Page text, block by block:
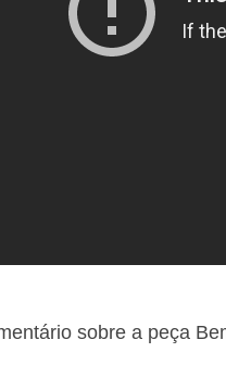
sobre a peça